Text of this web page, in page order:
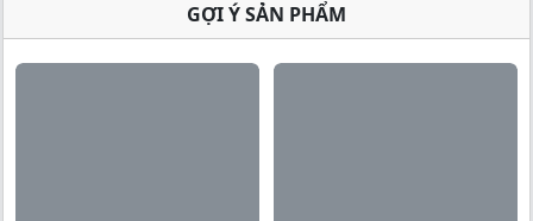
GỢI Ý SẢN PHẨM